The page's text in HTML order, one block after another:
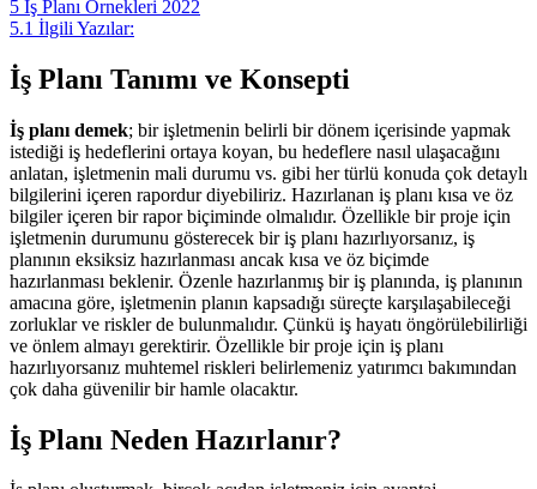
5 İş Planı Örnekleri 2022
5.1 İlgili Yazılar:
İş Planı Tanımı ve Konsepti
İş planı demek; bir işletmenin belirli bir dönem içerisinde yapmak
istediği iş hedeflerini ortaya koyan, bu hedeflere nasıl ulaşacağını
anlatan, işletmenin mali durumu vs. gibi her türlü konuda çok detaylı
bilgilerini içeren rapordur diyebiliriz. Hazırlanan iş planı kısa ve öz
bilgiler içeren bir rapor biçiminde olmalıdır. Özellikle bir proje için
işletmenin durumunu gösterecek bir iş planı hazırlıyorsanız, iş
planının eksiksiz hazırlanması ancak kısa ve öz biçimde
hazırlanması beklenir. Özenle hazırlanmış bir iş planında, iş planının
amacına göre, işletmenin planın kapsadığı süreçte karşılaşabileceği
zorluklar ve riskler de bulunmalıdır. Çünkü iş hayatı öngörülebilirliği
ve önlem almayı gerektirir. Özellikle bir proje için iş planı
hazırlıyorsanız muhtemel riskleri belirlemeniz yatırımcı bakımından
çok daha güvenilir bir hamle olacaktır.
İş Planı Neden Hazırlanır?